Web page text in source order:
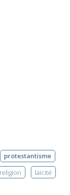
protestantisme
religion laïcité